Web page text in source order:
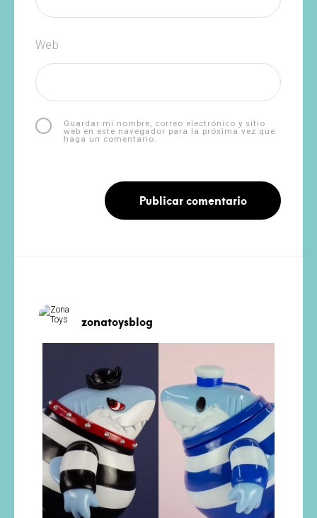
Web
Guardar mi nombre, correo electrónico y sitio
web en este navegador para la próxima vez que
haga un comentario.
zonatoysblog